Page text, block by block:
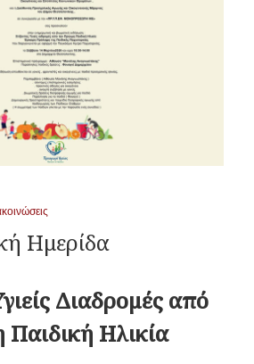
Ημερίδα
Διαδρομές από
Ηλικία